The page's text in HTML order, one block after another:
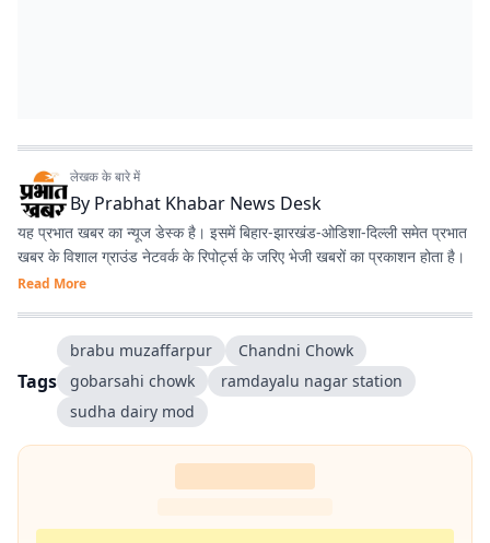
लेखक के बारे में
By Prabhat Khabar News Desk
यह प्रभात खबर का न्यूज डेस्क है। इसमें बिहार-झारखंड-ओडिशा-दिल्‍ली समेत प्रभात
खबर के विशाल ग्राउंड नेटवर्क के रिपोर्ट्स के जरिए भेजी खबरों का प्रकाशन होता है।
Read More
Tags
brabu muzaffarpur
Chandni Chowk
gobarsahi chowk
ramdayalu nagar station
sudha dairy mod